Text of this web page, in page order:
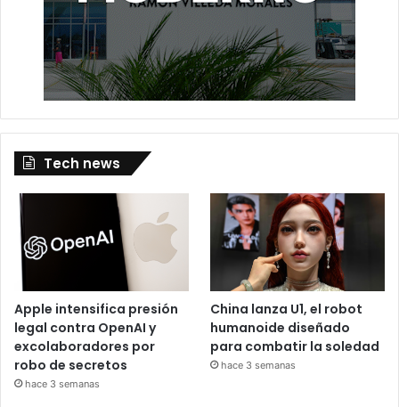
Tech news
Apple intensifica presión
legal contra OpenAI y
excolaboradores por
robo de secretos
hace 3 semanas
China lanza U1, el robot
humanoide diseñado
para combatir la soledad
hace 3 semanas